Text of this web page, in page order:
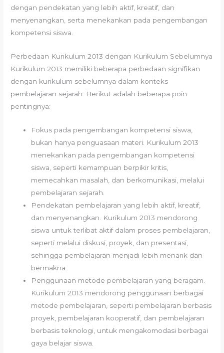
dengan pendekatan yang lebih aktif, kreatif, dan
menyenangkan, serta menekankan pada pengembangan
kompetensi siswa.
Perbedaan Kurikulum 2013 dengan Kurikulum Sebelumnya
Kurikulum 2013 memiliki beberapa perbedaan signifikan
dengan kurikulum sebelumnya dalam konteks
pembelajaran sejarah. Berikut adalah beberapa poin
pentingnya:
Fokus pada pengembangan kompetensi siswa,
bukan hanya penguasaan materi. Kurikulum 2013
menekankan pada pengembangan kompetensi
siswa, seperti kemampuan berpikir kritis,
memecahkan masalah, dan berkomunikasi, melalui
pembelajaran sejarah.
Pendekatan pembelajaran yang lebih aktif, kreatif,
dan menyenangkan. Kurikulum 2013 mendorong
siswa untuk terlibat aktif dalam proses pembelajaran,
seperti melalui diskusi, proyek, dan presentasi,
sehingga pembelajaran menjadi lebih menarik dan
bermakna.
Penggunaan metode pembelajaran yang beragam.
Kurikulum 2013 mendorong penggunaan berbagai
metode pembelajaran, seperti pembelajaran berbasis
proyek, pembelajaran kooperatif, dan pembelajaran
berbasis teknologi, untuk mengakomodasi berbagai
gaya belajar siswa.